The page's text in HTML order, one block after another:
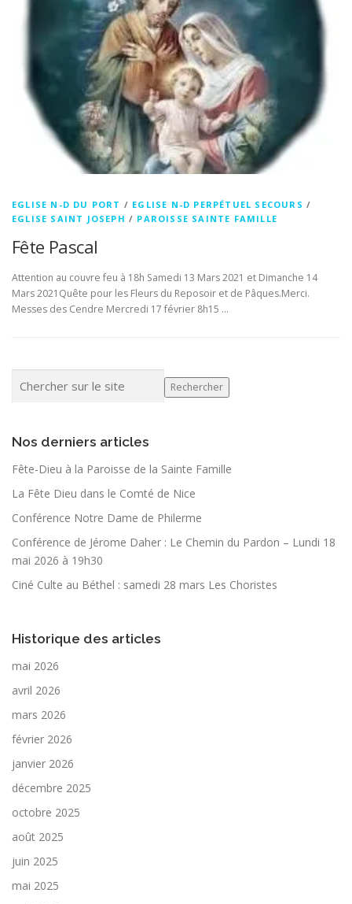
EGLISE N-D DU PORT / EGLISE N-D PERPÉTUEL SECOURS /
EGLISE SAINT JOSEPH / PAROISSE SAINTE FAMILLE
Fête Pascal
Attention au couvre feu à 18h Samedi 13 Mars 2021 et Dimanche 14
Mars 2021Quête pour les Fleurs du Reposoir et de Pâques.Merci.
Messes des Cendre Mercredi 17 février 8h15 …
Rechercher
Nos derniers articles
Fête-Dieu à la Paroisse de la Sainte Famille
La Fête Dieu dans le Comté de Nice
Conférence Notre Dame de Philerme
Conférence de Jérome Daher : Le Chemin du Pardon – Lundi 18
mai 2026 à 19h30
Ciné Culte au Béthel : samedi 28 mars Les Choristes
Historique des articles
mai 2026
avril 2026
mars 2026
février 2026
janvier 2026
décembre 2025
octobre 2025
août 2025
juin 2025
mai 2025